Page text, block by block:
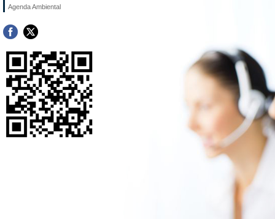
Agenda Ambiental